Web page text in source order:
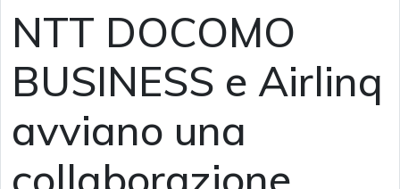
NTT DOCOMO
BUSINESS e Airlinq
avviano una